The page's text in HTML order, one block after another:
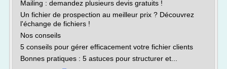
Mailing : demandez plusieurs devis gratuits !
Un fichier de prospection au meilleur prix ? Découvrez
l'échange de fichiers !
Nos conseils
5 conseils pour gérer efficacement votre fichier clients
Bonnes pratiques : 5 astuces pour structurer et...